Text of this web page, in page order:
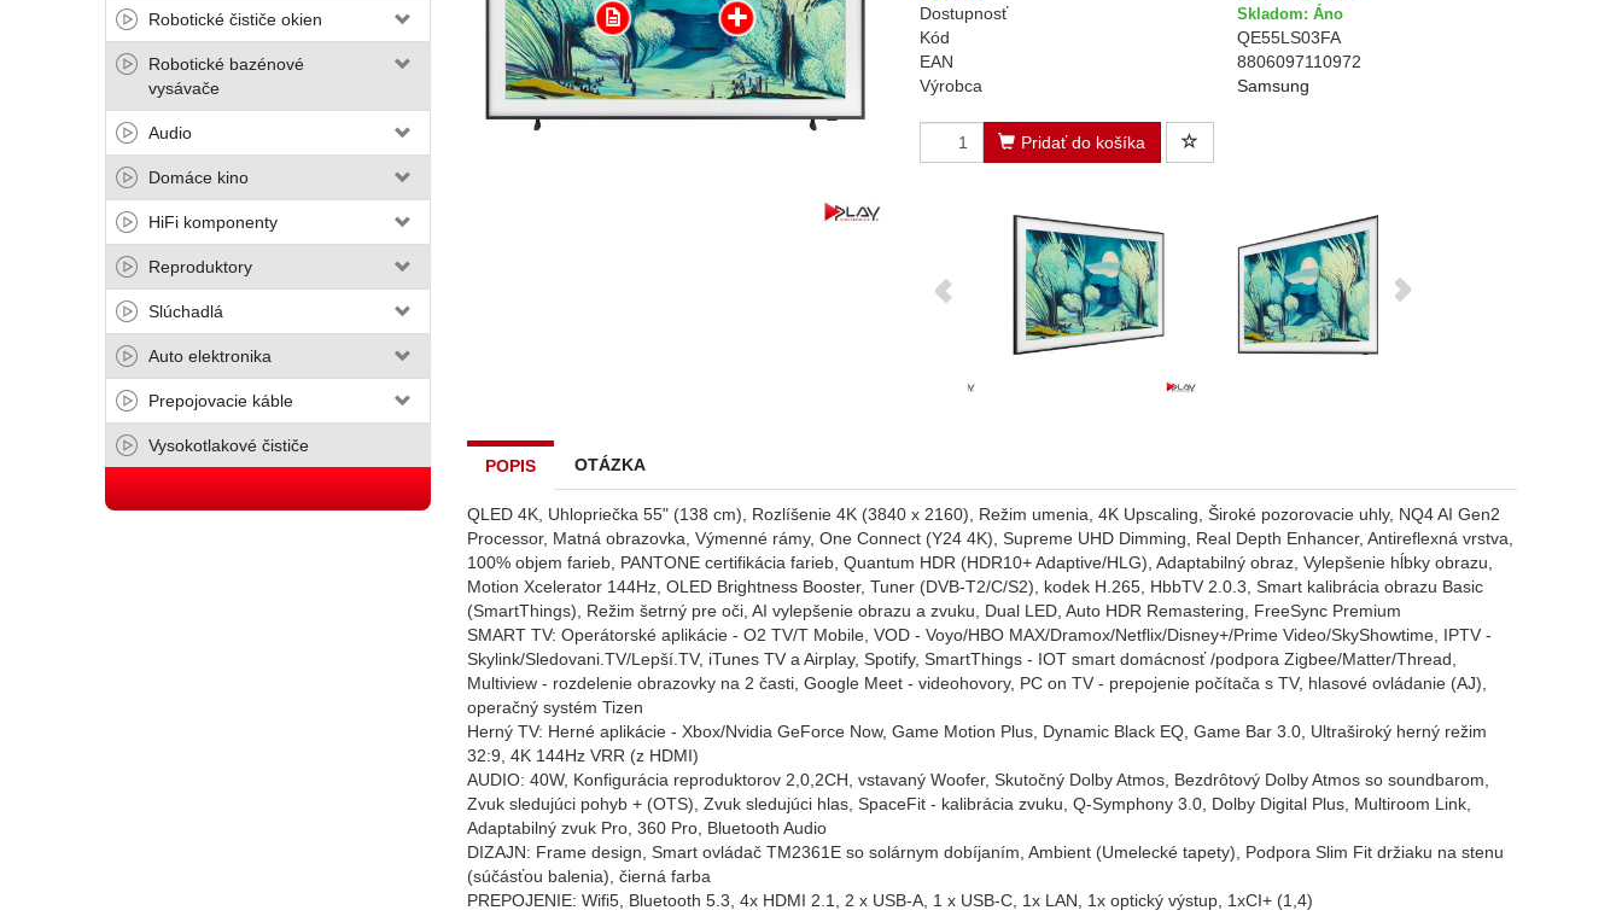
Robotické čističe okien
Robotické bazénové
vysávače
Audio
Domáce kino
HiFi komponenty
Reproduktory
Slúchadlá
Auto elektronika
Prepojovacie káble
Vysokotlakové čističe
Dostupnosť
Skladom: Áno
Kód
QE55LS03FA
EAN
8806097110972
Výrobca
Samsung
Pridať do košíka
POPIS OTÁZKA
QLED 4K, Uhlopriečka 55" (138 cm), Rozlíšenie 4K (3840 x 2160), Režim umenia, 4K Upscaling, Široké pozorovacie uhly, NQ4 AI Gen2
Processor, Matná obrazovka, Výmenné rámy, One Connect (Y24 4K), Supreme UHD Dimming, Real Depth Enhancer, Antireflexná vrstva,
100% objem farieb, PANTONE certifikácia farieb, Quantum HDR (HDR10+ Adaptive/HLG), Adaptabilný obraz, Vylepšenie hĺbky obrazu,
Motion Xcelerator 144Hz, OLED Brightness Booster, Tuner (DVB-T2/C/S2), kodek H.265, HbbTV 2.0.3, Smart kalibrácia obrazu Basic
(SmartThings), Režim šetrný pre oči, AI vylepšenie obrazu a zvuku, Dual LED, Auto HDR Remastering, FreeSync Premium
SMART TV: Operátorské aplikácie - O2 TV/T Mobile, VOD - Voyo/HBO MAX/Dramox/Netflix/Disney+/Prime Video/SkyShowtime, IPTV -
Skylink/Sledovani.TV/Lepší.TV, iTunes TV a Airplay, Spotify, SmartThings - IOT smart domácnosť /podpora Zigbee/Matter/Thread,
Multiview - rozdelenie obrazovky na 2 časti, Google Meet - videohovory, PC on TV - prepojenie počítača s TV, hlasové ovládanie (AJ),
operačný systém Tizen
Herný TV: Herné aplikácie - Xbox/Nvidia GeForce Now, Game Motion Plus, Dynamic Black EQ, Game Bar 3.0, Ultraširoký herný režim
32:9, 4K 144Hz VRR (z HDMI)
AUDIO: 40W, Konfigurácia reproduktorov 2,0,2CH, vstavaný Woofer, Skutočný Dolby Atmos, Bezdrôtový Dolby Atmos so soundbarom,
Zvuk sledujúci pohyb + (OTS), Zvuk sledujúci hlas, SpaceFit - kalibrácia zvuku, Q-Symphony 3.0, Dolby Digital Plus, Multiroom Link,
Adaptabilný zvuk Pro, 360 Pro, Bluetooth Audio
DIZAJN: Frame design, Smart ovládač TM2361E so solárnym dobíjaním, Ambient (Umelecké tapety), Podpora Slim Fit držiaku na stenu
(súčásťou balenia), čierná farba
PREPOJENIE: Wifi5, Bluetooth 5.3, 4x HDMI 2.1, 2 x USB-A, 1 x USB-C, 1x LAN, 1x optický výstup, 1xCI+ (1,4)